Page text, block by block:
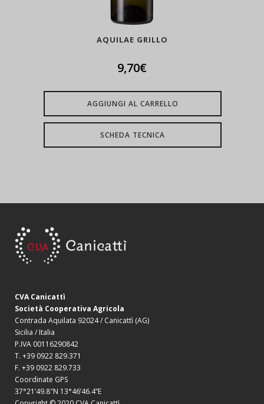
AQUILAE GRILLO
9,70€
AGGIUNGI AL CARRELLO
SCHEDA TECNICA
CVA Canicattì
Società Cooperativa Agricola
Contrada Aquilata 92024 / Canicattì (AG)
Sicilia / Italia
P.IVA 00116290842
T. +39 0922 829.371
F. +39 0922 829.733
Coordinate GPS
37°21’49.8″N 13°46’46.4”E